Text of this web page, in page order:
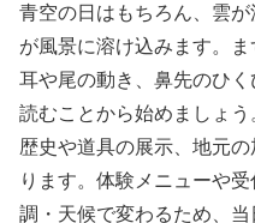
青空の日はもちろん、雲
が風景に溶け込みます。ま
耳や尾の動き、鼻先のひく
読むことから始めましょ
歴史や道具の展示、地元
ります。体験メニューや
調・天候で変わるため、